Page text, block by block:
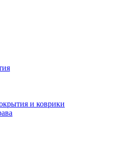
и коврики